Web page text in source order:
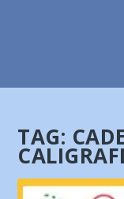
TAG: